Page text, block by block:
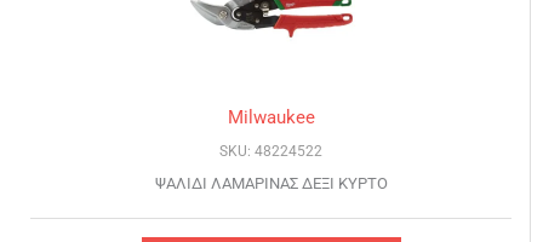
Milwaukee
SKU: 48224522
ΨΑΛΙΔΙ ΛΑΜΑΡΙΝΑΣ ΔΕΞΙ ΚΥΡΤΟ